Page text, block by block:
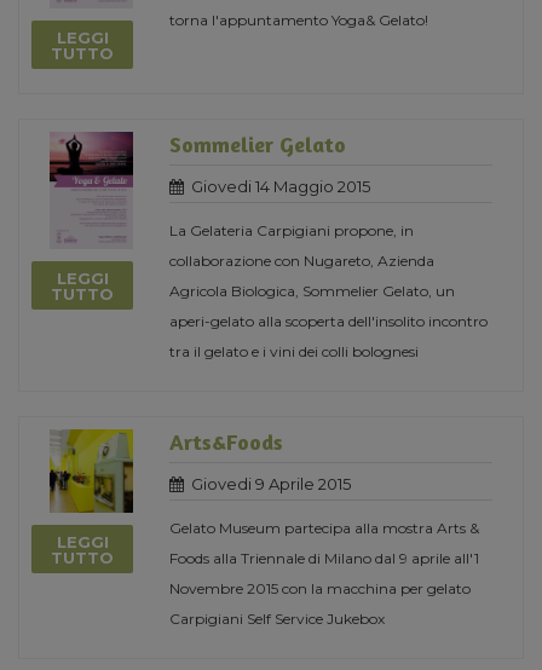
LEGGI
TUTTO
torna l'appuntamento Yoga& Gelato!
LEGGI
TUTTO
Sommelier Gelato
Giovedi 14 Maggio 2015
La Gelateria Carpigiani propone, in
collaborazione con Nugareto, Azienda
Agricola Biologica, Sommelier Gelato, un
aperi-gelato alla scoperta dell'insolito incontro
tra il gelato e i vini dei colli bolognesi
LEGGI
TUTTO
Arts&Foods
Giovedi 9 Aprile 2015
Gelato Museum partecipa alla mostra Arts &
Foods alla Triennale di Milano dal 9 aprile all'1
Novembre 2015 con la macchina per gelato
Carpigiani Self Service Jukebox